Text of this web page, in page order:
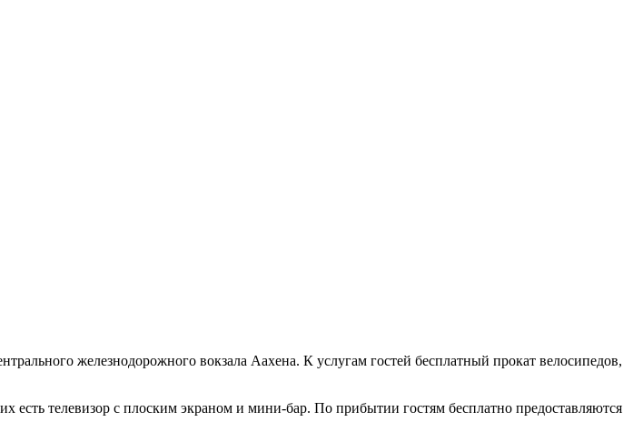
железнодорожного вокзала Аахена. К услугам гостей бесплатный прокат велосипедов,
телевизор с плоским экраном и мини-бар. По прибытии гостям бесплатно предоставляются